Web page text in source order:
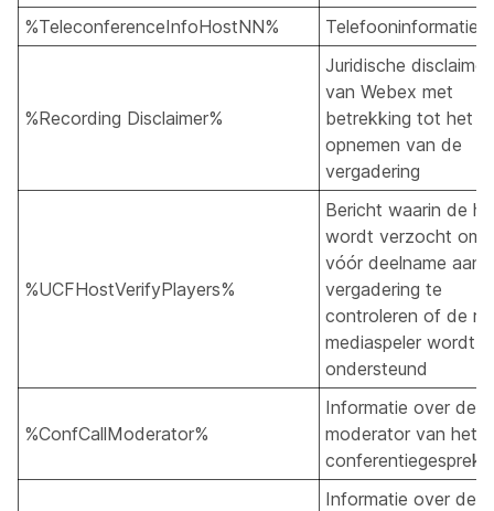
%TeleconferenceInfoHostNN%
Telefooninformatie
%Recording Disclaimer%
Juridische disclaimer
van Webex met
betrekking tot het
opnemen van de
vergadering
%UCFHostVerifyPlayers%
Bericht waarin de
wordt verzocht om
vóór deelname aan
vergadering te
controleren of de
mediaspeler wordt
ondersteund
%ConfCallModerator%
Informatie over de
moderator van het
conferentiegesprek
Informatie over de